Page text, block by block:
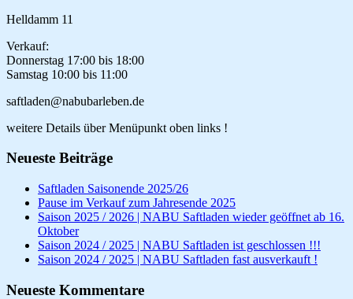
Helldamm 11
Verkauf:
Donnerstag 17:00 bis 18:00
Samstag 10:00 bis 11:00
saftladen@nabubarleben.de
weitere Details über Menüpunkt oben links !
Neueste Beiträge
Saftladen Saisonende 2025/26
Pause im Verkauf zum Jahresende 2025
Saison 2025 / 2026 | NABU Saftladen wieder geöffnet ab 16.
Oktober
Saison 2024 / 2025 | NABU Saftladen ist geschlossen !!!
Saison 2024 / 2025 | NABU Saftladen fast ausverkauft !
Neueste Kommentare